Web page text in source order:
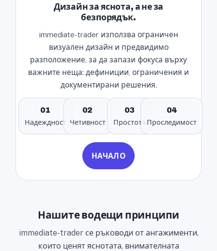
Дизайн за яснота, а не за
безпорядък.
immediate-trader използва ограничен
визуален дизайн и предвидимо
разположение, за да запази фокуса върху
важните неща: дефиниции, ограничения и
документирани решения.
01
Надеждност
02
Четивност
03
Простота
04
Проследимост
НАЧАЛО
Нашите водещи принципи
immediate-trader се ръководи от ангажименти,
които ценят яснотата, внимателната